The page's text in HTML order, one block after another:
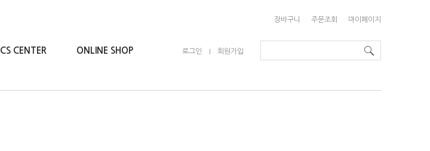
장바구니 주문조회 마이페이지
CS CENTER ONLINE SHOP 로그인 회원가입